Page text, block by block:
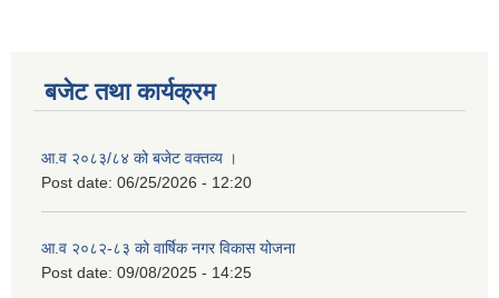
बजेट तथा कार्यक्रम
आ.व २०८३/८४ को बजेट वक्तव्य ।
Post date: 06/25/2026 - 12:20
आ.व २०८२-८३ को वार्षिक नगर विकास योजना
Post date: 09/08/2025 - 14:25